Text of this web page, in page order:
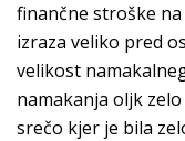
finančne stroške
izraza veliko pred
velikost
namakanja oljk
srečo kjer je bila